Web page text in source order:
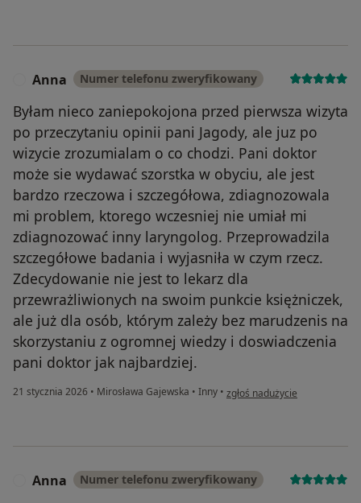
Anna Numer telefonu zweryfikowany
Byłam nieco zaniepokojona przed pierwsza wizyta
po przeczytaniu opinii pani Jagody, ale juz po
wizycie zrozumialam o co chodzi. Pani doktor
może sie wydawać szorstka w obyciu, ale jest
bardzo rzeczowa i szczegółowa, zdiagnozowala
mi problem, ktorego wczesniej nie umiał mi
zdiagnozować inny laryngolog. Przeprowadzila
szczegółowe badania i wyjasniła w czym rzecz.
Zdecydowanie nie jest to lekarz dla
przewrażliwionych na swoim punkcie księżniczek,
ale już dla osób, którym zależy bez marudzenis na
skorzystaniu z ogromnej wiedzy i doswiadczenia
pani doktor jak najbardziej.
21 stycznia 2026 • Mirosława Gajewska • Inny • w opinii użytkownika Anna
zgłoś nadużycie
Anna Numer telefonu zweryfikowany